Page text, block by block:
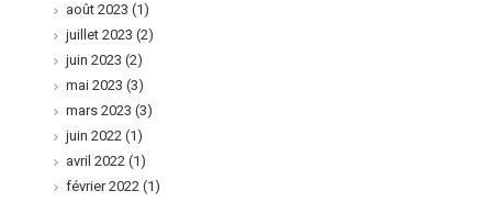
août 2023 (1)
juillet 2023 (2)
juin 2023 (2)
mai 2023 (3)
mars 2023 (3)
juin 2022 (1)
avril 2022 (1)
février 2022 (1)